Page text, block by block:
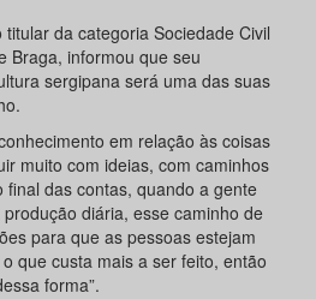
da categoria Sociedade Civil
Braga, informou que seu
sergipana será uma das suas
em relação às coisas
muito com ideias, com caminhos
das contas, quando a gente
diária, esse caminho de
para que as pessoas estejam
que custa mais a ser feito, então
forma”.